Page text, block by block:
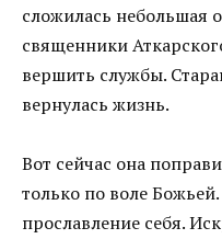
сложилась небольшая
священники
вершить службы.
вернулась жизнь.
Вот сейчас она
только по воле
прославление себя.